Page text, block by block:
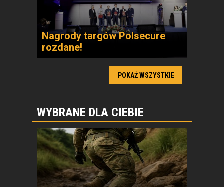
Nagrody targów Polsecure
rozdane!
POKAŻ WSZYSTKIE
WYBRANE DLA CIEBIE